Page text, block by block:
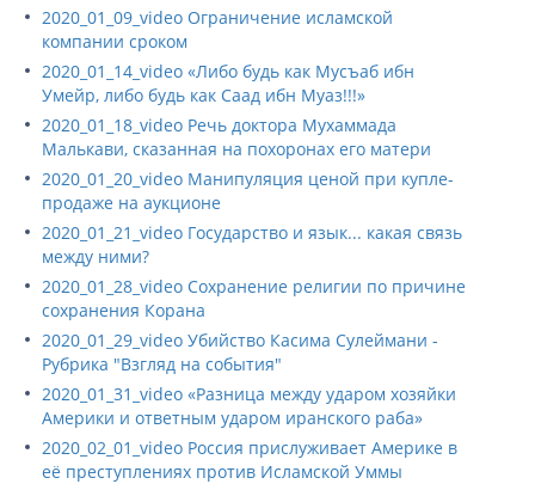
2020_01_09_video Ограничение исламской
компании сроком
2020_01_14_video «Либо будь как Мусъаб ибн
Умейр, либо будь как Саад ибн Муаз!!!»
2020_01_18_video Речь доктора Мухаммада
Малькави, сказанная на похоронах его матери
2020_01_20_video Манипуляция ценой при купле-
продаже на аукционе
2020_01_21_video Государство и язык... какая связь
между ними?
2020_01_28_video Сохранение религии по причине
сохранения Корана
2020_01_29_video Убийство Касима Сулеймани -
Рубрика "Взгляд на события"
2020_01_31_video «Разница между ударом хозяйки
Америки и ответным ударом иранского раба»
2020_02_01_video Россия прислуживает Америке в
её преступлениях против Исламской Уммы